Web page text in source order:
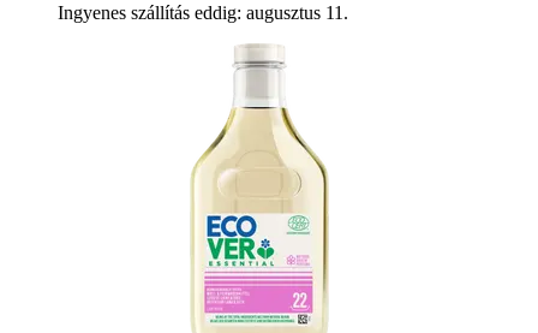
Ingyenes szállítás eddig: augusztus 11.